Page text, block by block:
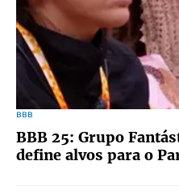
BBB
BBB 25: Grupo
define alvos para o